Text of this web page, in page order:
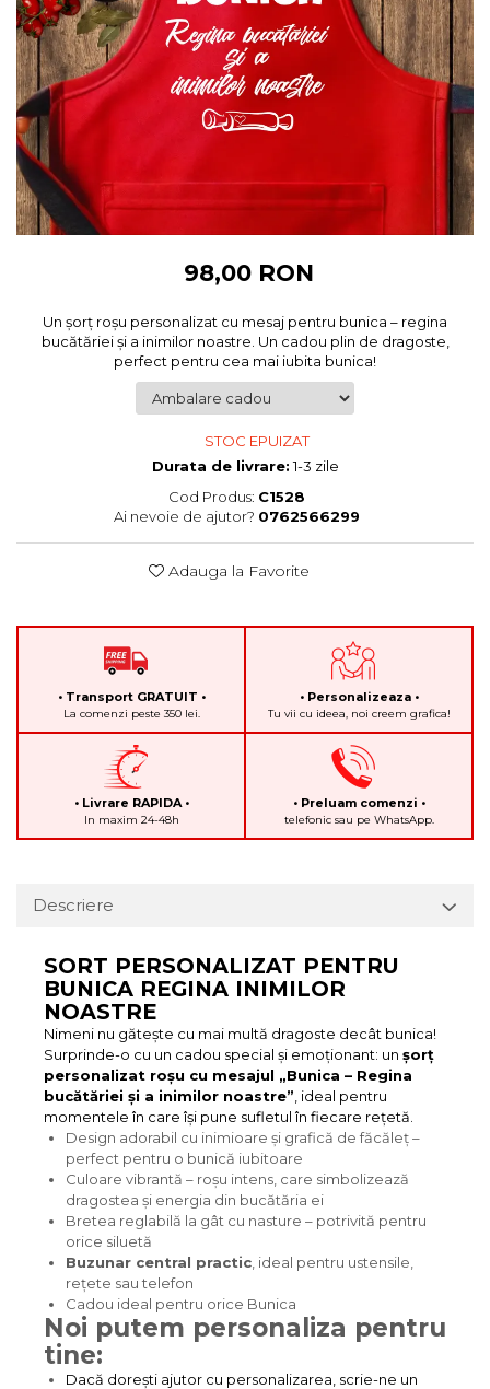
Body bebelusi personalizate
Perne personalizate
Plusuri personalizate
Agende personalizate
Etichete pentru sticla de vin
Cadouri Personalizate Unice
Sorturi Personalizate
Cadouri pentru Doctori
Cadouri Pensionare
Cadouri Profesori
98,00 RON
Un șorț roșu personalizat cu mesaj pentru bunica – regina
bucătăriei și a inimilor noastre. Un cadou plin de dragoste,
perfect pentru cea mai iubita bunica!
STOC EPUIZAT
Durata de livrare:1-3 zile
Cod Produs: C1528
Ai nevoie de ajutor? 0762566299
Adauga la Favorite
• Transport GRATUIT •
La comenzi peste 350 lei.
• Personalizeaza •
Tu vii cu ideea, noi creem grafica!
• Livrare RAPIDA •
In maxim 24-48h
• Preluam comenzi •
telefonic sau pe WhatsApp.
Descriere
SORT PERSONALIZAT PENTRU
BUNICA REGINA INIMILOR
NOASTRE
Nimeni nu gătește cu mai multă dragoste decât bunica!
Surprinde-o cu un cadou special și emoționant: un șorț
personalizat roșu cu mesajul „Bunica – Regina
bucătăriei și a inimilor noastre” , ideal pentru
momentele în care își pune sufletul în fiecare rețetă.
Design adorabil cu inimioare și grafică de făcăleț –
perfect pentru o bunică iubitoare
Culoare vibrantă – roșu intens, care simbolizează
dragostea și energia din bucătăria ei
Bretea reglabilă la gât cu nasture – potrivită pentru
orice siluetă
Buzunar central practic , ideal pentru ustensile,
rețete sau telefon
Cadou ideal pentru orice Bunica
Noi putem personaliza pentru
tine:
Dacă dorești ajutor cu personalizarea, scrie-ne un